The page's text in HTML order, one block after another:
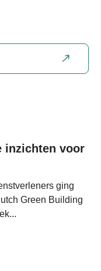
inzichten voor
ging
Green Building